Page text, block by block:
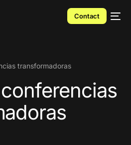
Contact
transformadoras
conferencias